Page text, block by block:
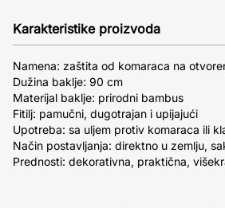
Karakteristike proizvoda
Namena: zaštita od komaraca na
Dužina baklje: 90 cm
Materijal baklje: prirodni bambus
Fitilj: pamučni, dugotrajan i upijajući
Upotreba: sa uljem protiv komaraca ili
Način postavljanja: direktno u zemlju,
Prednosti: dekorativna, praktična,